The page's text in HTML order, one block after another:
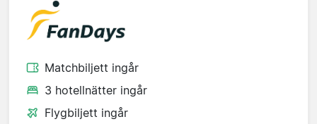
Matchbiljett ingår
3 hotellnätter ingår
Flygbiljett ingår